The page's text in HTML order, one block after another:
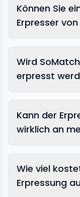
Können Sie
Erpresser
Wird
erpresst
Kann der
wirklich an
Wie viel
Erpressung